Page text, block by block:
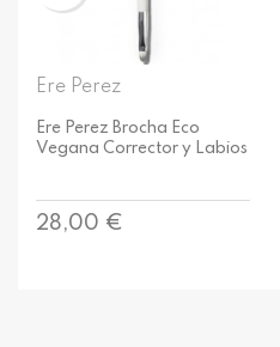
Ere Perez
Ere Perez Brocha Eco
Vegana Corrector y Labios
Precio
28,00 €